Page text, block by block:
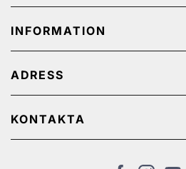
Startsidan
Om oss
Job
Spåra ditt paket
INFORMATION
Kundservice
Integritetspolicy
Köp & Leveransvillkor
Retur
ADRESS
NiceBeauty ApS
Stærevej 2,
6705 Esbjerg, Denmark
KONTAKTA
Kundservice: (+46) 8 124 102 30
kontakt@nicebeauty.se